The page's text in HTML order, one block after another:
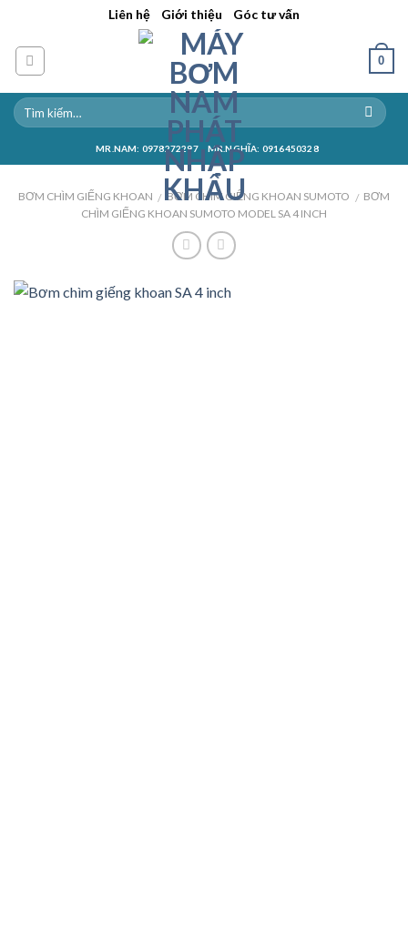
content
Liên hệ Giới thiệu Góc tư vấn
0
MR.NAM: 0978272297 MR.NGHĨA: 0916450328
BƠM CHÌM GIẾNG KHOAN / BƠM CHÌM GIẾNG KHOAN SUMOTO / BƠM
CHÌM GIẾNG KHOAN SUMOTO MODEL SA 4 INCH